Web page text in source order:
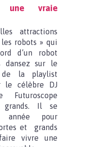
une vraie
attractions
robots » qui
d’un robot
dansez sur le
de la playlist
le célèbre DJ
Il se
année pour
et grands
vivre une